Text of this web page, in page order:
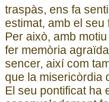
traspàs, ens fa
estimat, amb el
Per això, amb
fer memòria
sencer, així com
que la misericòrdia
El seu pontificat ha